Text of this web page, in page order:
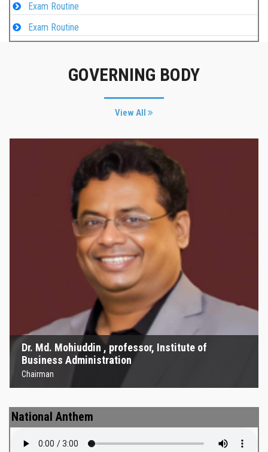
Exam Routine
Exam Routine
GOVERNING BODY
View All
Kazi Mohammad Mahbubur Rahma্‌n , professor,
Department of political science
Education Enthusiast Representative
Kazi Mohammad Mahbubur
Rahma্‌n , professor, Department
of political science
Education Enthusiast Representative
National Anthem